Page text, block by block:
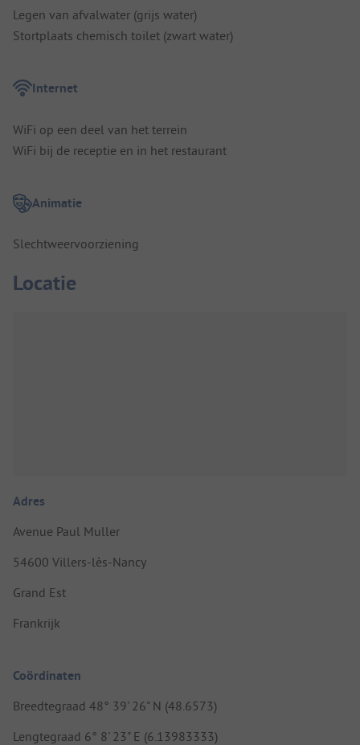
Legen van afvalwater (grijs water)
Stortplaats chemisch toilet (zwart water)
Internet
WiFi op een deel van het terrein
WiFi bij de receptie en in het restaurant
Animatie
Slechtweervoorziening
Locatie
Adres
Avenue Paul Muller
54600 Villers-lès-Nancy
Grand Est
Frankrijk
Coördinaten
Breedtegraad 48° 39' 26" N (48.6573)
Lengtegraad 6° 8' 23" E (6.13983333)